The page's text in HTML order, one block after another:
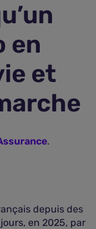
en
et
.
depuis des
en 2025, par